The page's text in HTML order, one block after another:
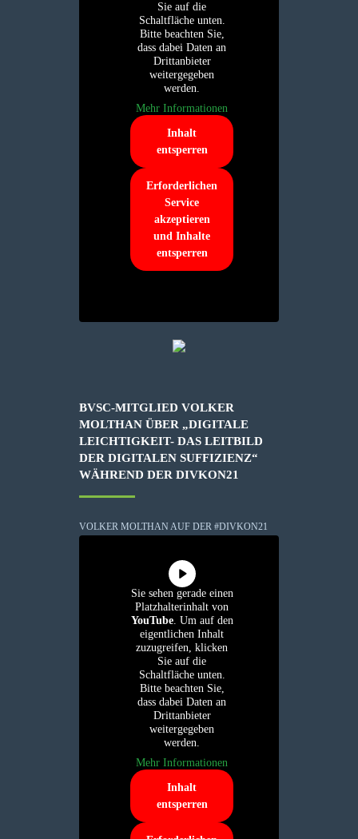
Sie auf die
Schaltfläche unten.
Bitte beachten Sie,
dass dabei Daten an
Drittanbieter
weitergegeben
werden.
Mehr Informationen
Inhalt
entsperren
Erforderlichen
Service
akzeptieren
und Inhalte
entsperren
BVSC-MITGLIED VOLKER
MOLTHAN ÜBER „DIGITALE
LEICHTIGKEIT- DAS LEITBILD
DER DIGITALEN SUFFIZIENZ“
WÄHREND DER DIVKON21
VOLKER MOLTHAN AUF DER #DIVKON21
Sie sehen gerade einen
Platzhalterinhalt von
YouTube. Um auf den
eigentlichen Inhalt
zuzugreifen, klicken
Sie auf die
Schaltfläche unten.
Bitte beachten Sie,
dass dabei Daten an
Drittanbieter
weitergegeben
werden.
Mehr Informationen
Inhalt
entsperren